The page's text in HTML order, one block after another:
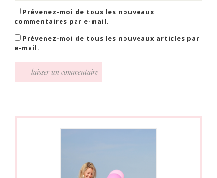
Prévenez-moi de tous les nouveaux
commentaires par e-mail.
Prévenez-moi de tous les nouveaux articles par
e-mail.